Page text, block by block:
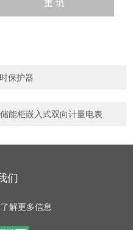
保护器
能柜嵌入式双向计量电表
们
解更多信息